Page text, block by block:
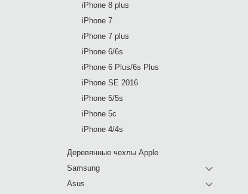
iPhone 8 plus
iPhone 7
iPhone 7 plus
iPhone 6/6s
iPhone 6 Plus/6s Plus
iPhone SE 2016
iPhone 5/5s
iPhone 5c
iPhone 4/4s
Деревянные чехлы Apple
Samsung
Asus